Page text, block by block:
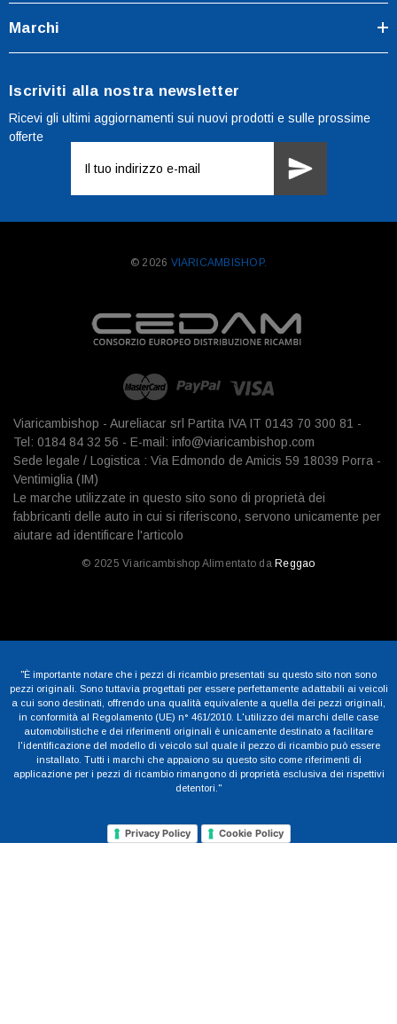
Marchi
Iscriviti alla nostra newsletter
Ricevi gli ultimi aggiornamenti sui nuovi prodotti e sulle prossime
offerte
mail
© 2026 VIARICAMBISHOP.
Viaricambishop - Aureliacar srl Partita IVA IT 0143 70 300 81 -
Tel: 0184 84 32 56 - E-mail: info@viaricambishop.com
Sede legale / Logistica : Via Edmondo de Amicis 59 18039 Porra -
Ventimiglia (IM)
Le marche utilizzate in questo sito sono di proprietà dei
fabbricanti delle auto in cui si riferiscono, servono unicamente per
aiutare ad identificare l'articolo
© 2025 Viaricambishop Alimentato da Reggao
"È importante notare che i pezzi di ricambio presentati su questo sito non sono
pezzi originali. Sono tuttavia progettati per essere perfettamente adattabili ai veicoli
a cui sono destinati, offrendo una qualità equivalente a quella dei pezzi originali,
in conformità al Regolamento (UE) n° 461/2010. L'utilizzo dei marchi delle case
automobilistiche e dei riferimenti originali è unicamente destinato a facilitare
l'identificazione del modello di veicolo sul quale il pezzo di ricambio può essere
installato. Tutti i marchi che appaiono su questo sito come riferimenti di
applicazione per i pezzi di ricambio rimangono di proprietà esclusiva dei rispettivi
detentori."
Privacy Policy Cookie Policy